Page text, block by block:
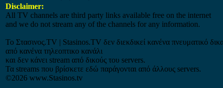
Disclaimer:
All TV channels are third party links available free on the internet
and we do not stream any of the channels for any information.
Το Στασινος.ΤV | Stasinos.TV δεν διεκδικεί κανένα πνευματικό
από κανένα τηλεοπτικο κανάλι
και δεν κάνει stream από δικούς του servers.
Τα streams που βρίσκετε εδώ παράγονται από άλλους servers.
©2026 www.Stasinos.tv